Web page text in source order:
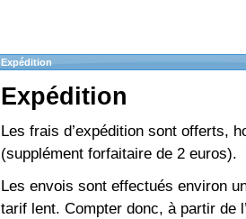
Expédition
Expédition
Les frais d’expédition sont offerts,
(supplément forfaitaire de 2 euros).
Les envois sont effectués environ
tarif lent. Compter donc, à partir de